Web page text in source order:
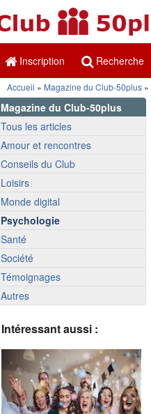
Inscription Recherche
Accueil » Magazine du Club-50plus »
Magazine du Club-50plus
Tous les articles
Amour et rencontres
Conseils du Club
Loisirs
Monde digital
Psychologie
Santé
Société
Témoignages
Autres
Intéressant aussi :